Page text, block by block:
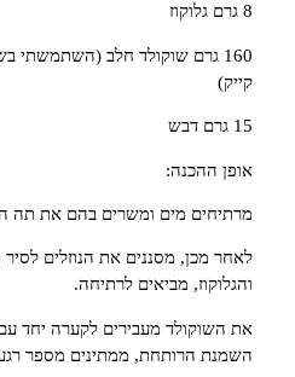
8 גרם גלוקוז
160 גרם שוקולד חלב (השתמשתי
קייק)
15 גרם דבש
אופן ההכנה:
מרתיחים מים ומשרים בהם את תה
לאחר מכן, מסננים את הנוזלים
והגלוקוז, מביאים לרתיחה.
את השוקולד מעבירים לקערה יחד
השמנת הרותחת, ממתינים מספר